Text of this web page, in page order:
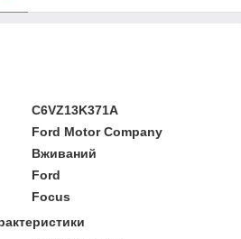
C6VZ13K371A
Ford Motor Company
Вживаний
Ford
Focus